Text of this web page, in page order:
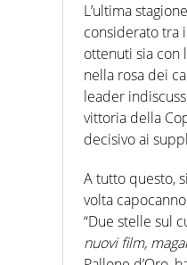
L’ultima
considerato tra
ottenuti sia con
nella rosa dei
leader
vittoria della
decisivo ai
A tutto questo,
volta
“Due stelle sul
nuovi film,